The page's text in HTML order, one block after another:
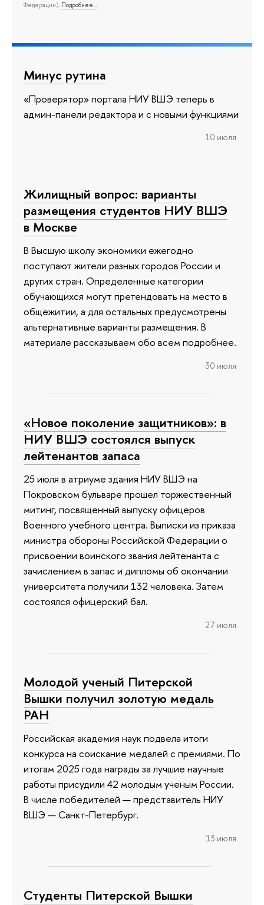
Федерации). Подробнее…
Минус рутина
«Проверятор» портала НИУ ВШЭ теперь в
админ-панели редактора и с новыми функциями
10 июля
Жилищный вопрос: варианты
размещения студентов НИУ ВШЭ
в Москве
В Высшую школу экономики ежегодно
поступают жители разных городов России и
других стран. Определенные категории
обучающихся могут претендовать на место в
общежитии, а для остальных предусмотрены
альтернативные варианты размещения. В
материале рассказываем обо всем подробнее.
30 июля
«Новое поколение защитников»: в
НИУ ВШЭ состоялся выпуск
лейтенантов запаса
25 июля в атриуме здания НИУ ВШЭ на
Покровском бульваре прошел торжественный
митинг, посвященный выпуску офицеров
Военного учебного центра. Выписки из приказа
министра обороны Российской Федерации о
присвоении воинского звания лейтенанта с
зачислением в запас и дипломы об окончании
университета получили 132 человека. Затем
состоялся офицерский бал.
27 июля
Молодой ученый Питерской
Вышки получил золотую медаль
РАН
Российская академия наук подвела итоги
конкурса на соискание медалей с премиями. По
итогам 2025 года награды за лучшие научные
работы присудили 42 молодым ученым России.
В числе победителей — представитель НИУ
ВШЭ — Санкт-Петербург.
13 июля
Студенты Питерской Вышки